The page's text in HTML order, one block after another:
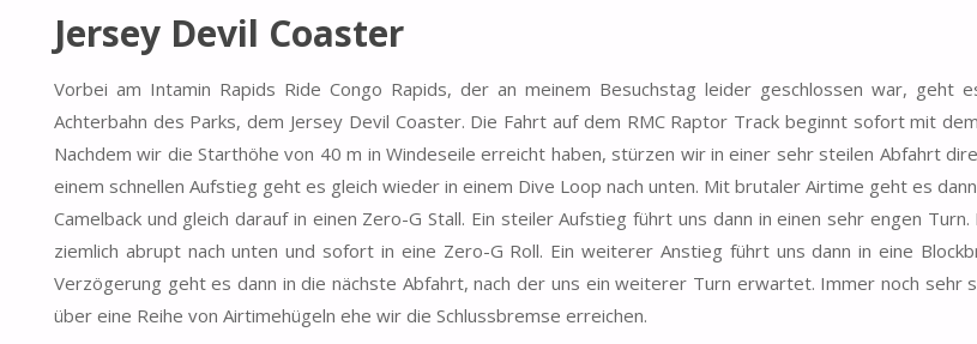
Jersey Devil Coaster
Vorbei am Intamin Rapids Ride Congo Rapids, der an meinem Besuchstag leider geschlossen war, geht
Achterbahn des Parks, dem Jersey Devil Coaster. Die Fahrt auf dem RMC Raptor Track beginnt sofort mit
Nachdem wir die Starthöhe von 40 m in Windeseile erreicht haben, stürzen wir in einer sehr steilen Abfahrt
einem schnellen Aufstieg geht es gleich wieder in einem Dive Loop nach unten. Mit brutaler Airtime geht es
Camelback und gleich darauf in einen Zero-G Stall. Ein steiler Aufstieg führt uns dann in einen sehr engen
ziemlich abrupt nach unten und sofort in eine Zero-G Roll. Ein weiterer Anstieg führt uns dann in eine
Verzögerung geht es dann in die nächste Abfahrt, nach der uns ein weiterer Turn erwartet. Immer noch sehr
über eine Reihe von Airtimehügeln ehe wir die Schlussbremse erreichen.